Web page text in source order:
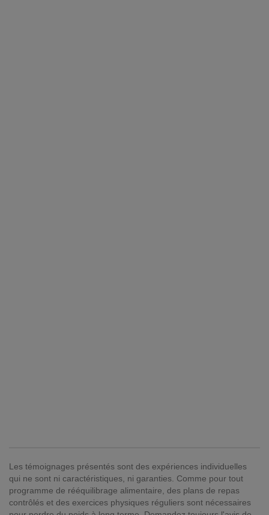
Les témoignages présentés sont des expériences individuelles
qui ne sont ni caractéristiques, ni garanties. Comme pour tout
programme de rééquilibrage alimentaire, des plans de repas
contrôlés et des exercices physiques réguliers sont nécessaires